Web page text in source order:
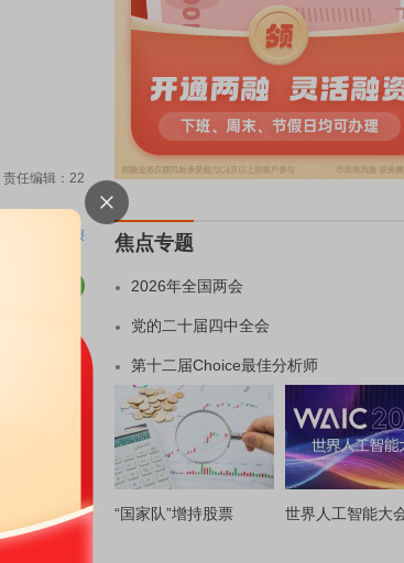
责任编辑：22
举报 焦点专题
2026年全国两会
党的二十届四中全会
第十二届Choice最佳分析师
“国家队”增持股票 世界人工智能大